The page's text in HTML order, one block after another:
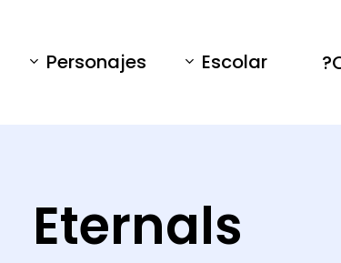
Escolar
Personajes
Eternals